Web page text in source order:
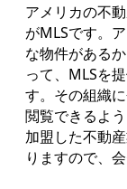
アメリカの不
がMLSです。
な物件がある
って、MLSを
す。その組織
閲覧できるよ
加盟した不動
りますので、